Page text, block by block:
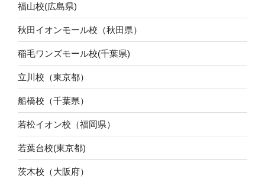
福山校(広島県)
秋田イオンモール校（秋田県）
稲毛ワンズモール校(千葉県)
立川校（東京都）
船橋校（千葉県）
若松イオン校（福岡県）
若葉台校(東京都)
茨木校（大阪府）